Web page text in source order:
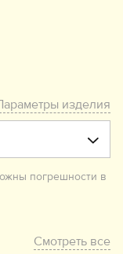
изделия
погрешности в
Смотреть все